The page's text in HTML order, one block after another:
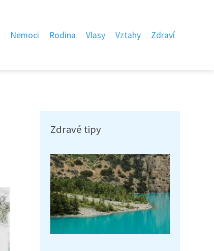
Nemoci Rodina Vlasy Vztahy Zdraví
Zdravé tipy